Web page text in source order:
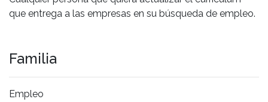
que entrega a las empresas en su búsqueda de empleo.
Familia
Empleo